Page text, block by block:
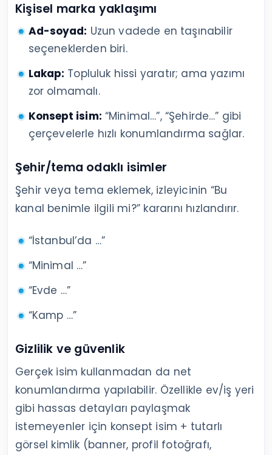
Kişisel marka yaklaşımı
Ad-soyad: Uzun vadede en taşınabilir
seçeneklerden biri.
Lakap: Topluluk hissi yaratır; ama yazımı
zor olmamalı.
Konsept isim: “Minimal…”, “Şehirde…” gibi
çerçevelerle hızlı konumlandırma sağlar.
Şehir/tema odaklı isimler
Şehir veya tema eklemek, izleyicinin “Bu
kanal benimle ilgili mi?” kararını hızlandırır.
“İstanbul’da …”
“Minimal …”
“Evde …”
“Kamp …”
Gizlilik ve güvenlik
Gerçek isim kullanmadan da net
konumlandırma yapılabilir. Özellikle ev/iş yeri
gibi hassas detayları paylaşmak
istemeyenler için konsept isim + tutarlı
görsel kimlik (banner, profil fotoğrafı,